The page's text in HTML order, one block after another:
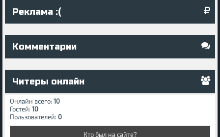
Реклама :(
Комментарии
Читеры онлайн
Онлайн всего: 10
Гостей: 10
Пользователей: 0
Кто был на сайте?